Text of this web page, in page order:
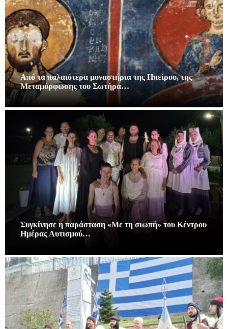
Από τα παλαιότερα μοναστήρια της Ηπείρου, της
Μεταμόρφωσης του Σωτήρα…
Συγκίνησε η παράσταση «Με τη σιωπή» του Κέντρου
Ημέρας Αυτισμού…